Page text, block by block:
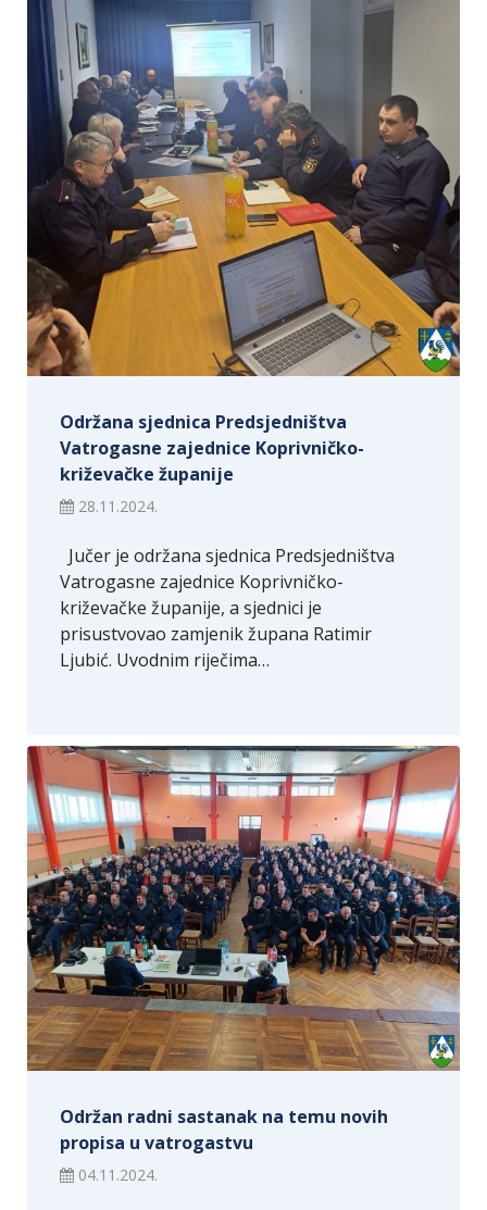
Održana sjednica Predsjedništva
Vatrogasne zajednice Koprivničko-
križevačke županije
28.11.2024.
Jučer je održana sjednica Predsjedništva
Vatrogasne zajednice Koprivničko-
križevačke županije, a sjednici je
prisustvovao zamjenik župana Ratimir
Ljubić. Uvodnim riječima…
Održan radni sastanak na temu novih
propisa u vatrogastvu
04.11.2024.